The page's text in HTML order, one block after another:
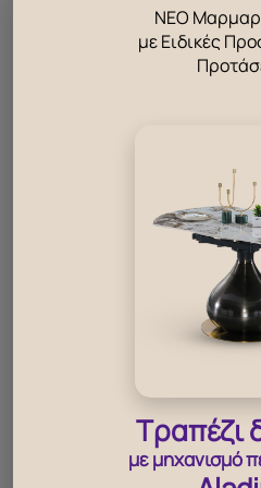
ΝΕΟ
με Ειδικές
Τραπέζι
με μηχανισμό